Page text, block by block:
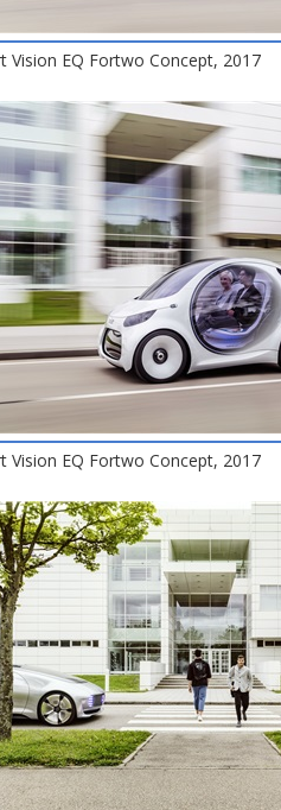
Vision EQ Fortwo Concept, 2017
Vision EQ Fortwo Concept, 2017